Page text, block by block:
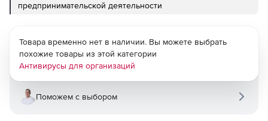
предпринимательской деятельности
Товара временно нет в наличии. Вы можете выбрать
похожие товары из этой категории
Антивирусы для организаций
Поможем с выбором